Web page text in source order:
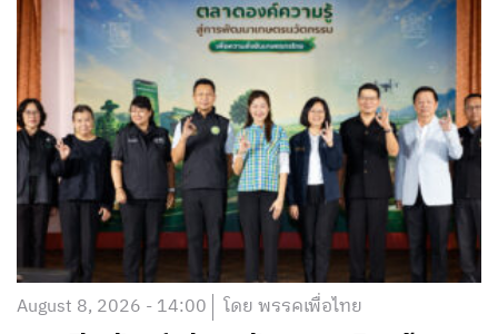
August 8, 2026 - 14:00 โดย พรรคเพื่อไทย